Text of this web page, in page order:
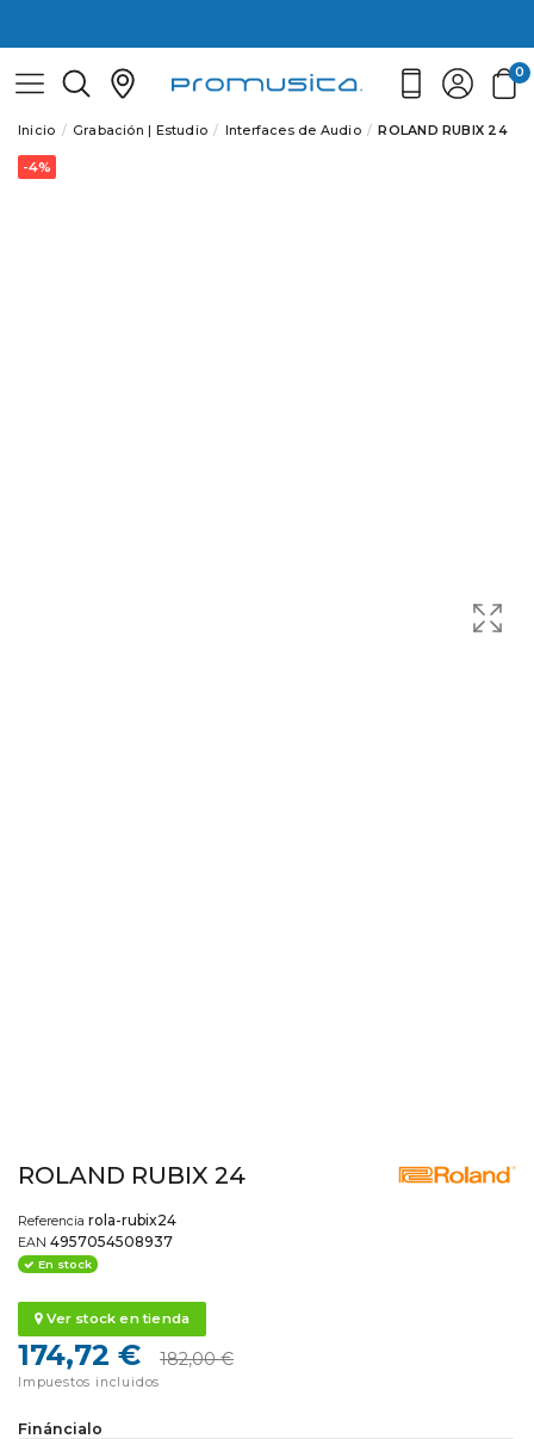
0
Inicio Grabación | Estudio Interfaces de Audio ROLAND RUBIX 24
-4%
ROLAND RUBIX 24
Referencia rola-rubix24
EAN 4957054508937
En stock
Ver stock en tienda
174,72 € 182,00 €
Impuestos incluidos
Fináncialo